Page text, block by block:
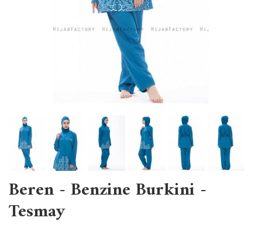
Beren - Benzine Burkini -
Tesmay